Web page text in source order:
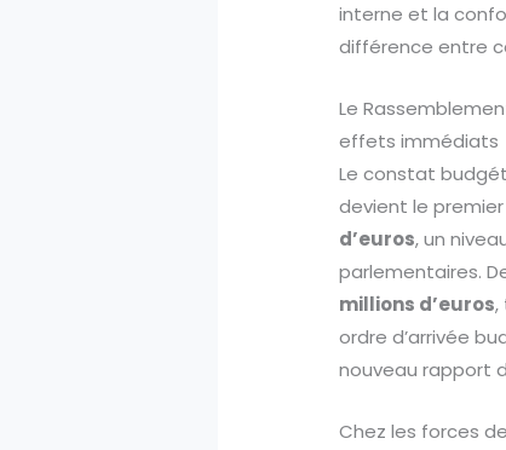
interne et la
différence entre
Le
effets immédiats
Le constat
devient le
d’euros, un
parlementaires.
millions d’euros,
ordre d’arrivée
nouveau rapport
Chez les forces